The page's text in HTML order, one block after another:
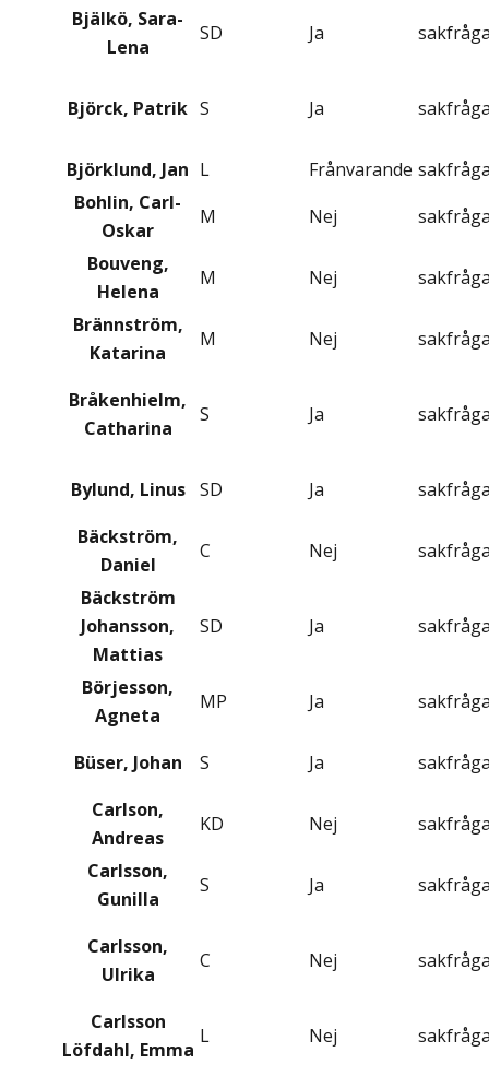
Bjälkö, Sara-
Lena
SD Ja
Björck, Patrik S Ja
Björklund, Jan L Frånvarande
Bohlin, Carl-
Oskar
M Nej
Bouveng,
Helena
M Nej
Brännström,
Katarina
M Nej
Bråkenhielm,
Catharina
S Ja
Bylund, Linus SD Ja
Bäckström,
Daniel
C Nej
Bäckström
Johansson,
Mattias
SD Ja
Börjesson,
Agneta
MP Ja
Büser, Johan S Ja
Carlson,
Andreas
KD Nej
Carlsson,
Gunilla
S Ja
Carlsson,
Ulrika
C Nej
Carlsson
Löfdahl, Emma
L Nej